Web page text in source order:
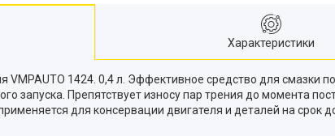
Характеристики
VMPAUTO 1424. 0,4 л. Эффективное средство для
запуска. Препятствует износу пар трения до момента
для консервации двигателя и деталей на срок